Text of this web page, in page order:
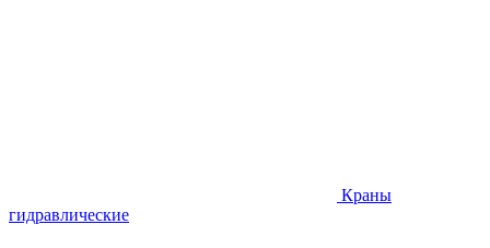
Краны
гидравлические